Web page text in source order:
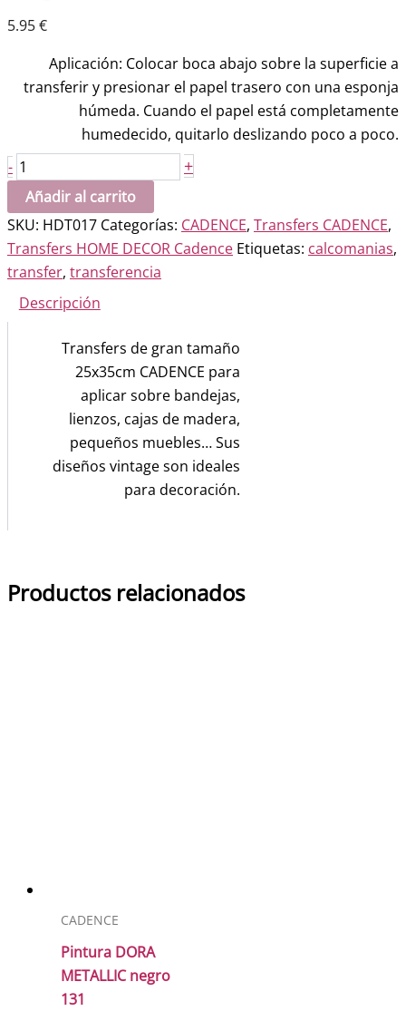
5.95€
Aplicación: Colocar boca abajo sobre la superficie a
transferir y presionar el papel trasero con una esponja
húmeda. Cuando el papel está completamente
humedecido, quitarlo deslizando poco a poco.
- Transfer
CADENCE
HOME-
DECOR
Lingerier
Corsets
cantidad
+
Añadir al carrito
SKU: HDT017 Categorías: CADENCE, Transfers CADENCE,
Transfers HOME DECOR Cadence Etiquetas: calcomanias,
transfer, transferencia
Descripción
Transfers de gran tamaño
25x35cm CADENCE para
aplicar sobre bandejas,
lienzos, cajas de madera,
pequeños muebles… Sus
diseños vintage son ideales
para decoración.
Productos relacionados
CADENCE
Pintura DORA
METALLIC negro
131